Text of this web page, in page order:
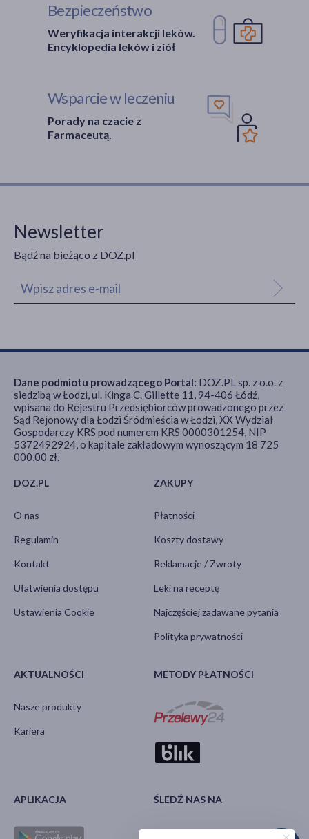
Bezpieczeństwo
Weryfikacja interakcji leków.
Encyklopedia leków i ziół
Wsparcie w leczeniu
Porady na czacie z
Farmaceutą.
Newsletter
Bądź na bieżąco z DOZ.pl
DOZ.PL
O nas
Regulamin
Kontakt
Ułatwienia dostępu
Ustawienia Cookie
ZAKUPY
Płatności
Koszty dostawy
Reklamacje / Zwroty
Leki na receptę
Najczęściej zadawane pytania
Polityka prywatności
AKTUALNOŚCI
Nasze produkty
Kariera
METODY PŁATNOŚCI
APLIKACJA ŚLEDŹ NAS NA
Dane podmiotu prowadzącego Portal: DOZ.PL sp. z o.o. z
siedzibą w Łodzi, ul. Kinga C. Gillette 11, 94-406 Łódź,
wpisana do Rejestru Przedsiębiorców prowadzonego przez
Sąd Rejonowy dla Łodzi Śródmieścia w Łodzi, XX Wydział
Gospodarczy KRS pod numerem KRS 0000301254, NIP
5372492924, o kapitale zakładowym wynoszącym 18 725
000,00 zł.